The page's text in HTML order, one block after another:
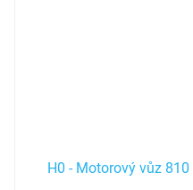
H0 - Motorový vůz